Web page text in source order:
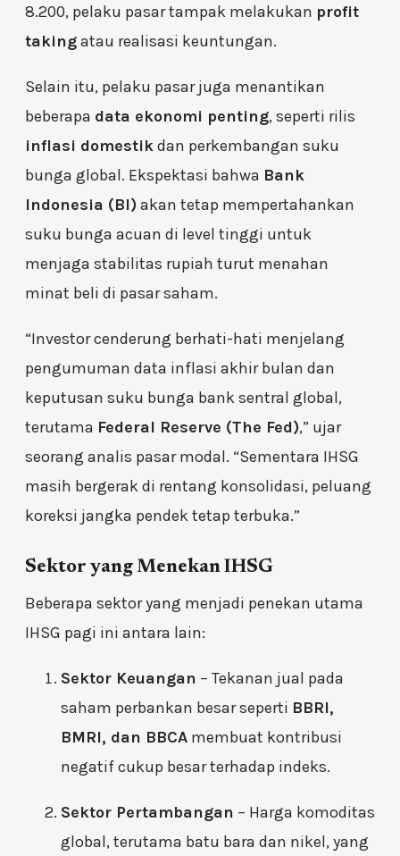
8.200, pelaku pasar tampak melakukan profit
takingatau realisasi keuntungan.
Selain itu, pelaku pasar juga menantikan
beberapa data ekonomi penting, seperti rilis
inflasi domestikdan perkembangan suku
bunga global. Ekspektasi bahwa Bank
Indonesia (BI)akan tetap mempertahankan
suku bunga acuan di level tinggi untuk
menjaga stabilitas rupiah turut menahan
minat beli di pasar saham.
“Investor cenderung berhati-hati menjelang
pengumuman data inflasi akhir bulan dan
keputusan suku bunga bank sentral global,
terutama Federal Reserve (The Fed),” ujar
seorang analis pasar modal. “Sementara IHSG
masih bergerak di rentang konsolidasi, peluang
koreksi jangka pendek tetap terbuka.”
Sektor yang Menekan IHSG
Beberapa sektor yang menjadi penekan utama
IHSG pagi ini antara lain:
Sektor Keuangan – Tekanan jual pada
saham perbankan besar seperti BBRI,
BMRI, dan BBCA membuat kontribusi
negatif cukup besar terhadap indeks.
Sektor Pertambangan – Harga komoditas
global, terutama batu bara dan nikel, yang